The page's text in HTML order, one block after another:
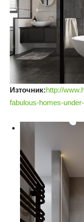
Източник:http://
fabulous-homes-